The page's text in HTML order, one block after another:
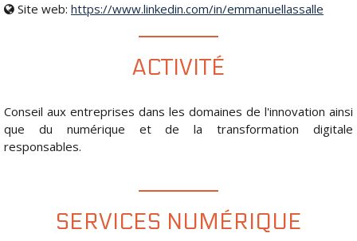
Site web: https://www.linkedin.com/in/emmanuellassalle
ACTIVITÉ
Conseil aux entreprises dans les domaines de l'innovation ainsi
que du numérique et de la transformation digitale
responsables.
SERVICES NUMÉRIQUE